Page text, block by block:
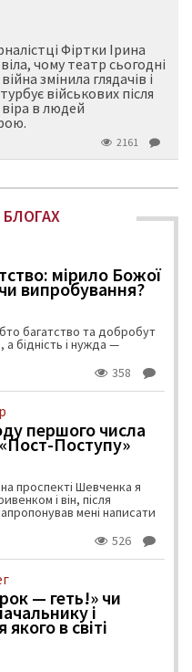
Фіртки Ірина
чому театр сьогодні
змінила глядачів і
військових після
в людей
2161
мірило Божої
випробування?
багатство та добробут
бідність і нужда —
358
першого числа
Поступу»
проспекті Шевченка я
і він, після
мені написати
526
— геть!» чи
і
якого в світі